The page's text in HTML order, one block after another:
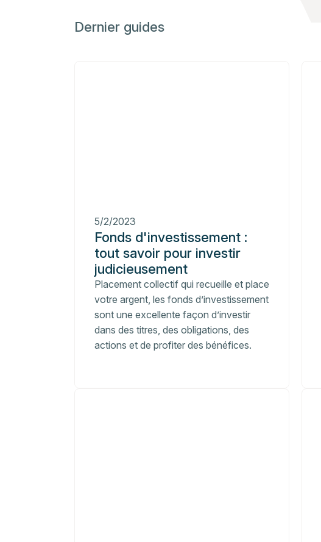
Dernier guides
5/2/2023
Fonds d'investissement :
tout savoir pour investir
judicieusement
Placement collectif qui recueille et place
votre argent, les fonds d’investissement
sont une excellente façon d’investir
dans des titres, des obligations, des
actions et de profiter des bénéfices.